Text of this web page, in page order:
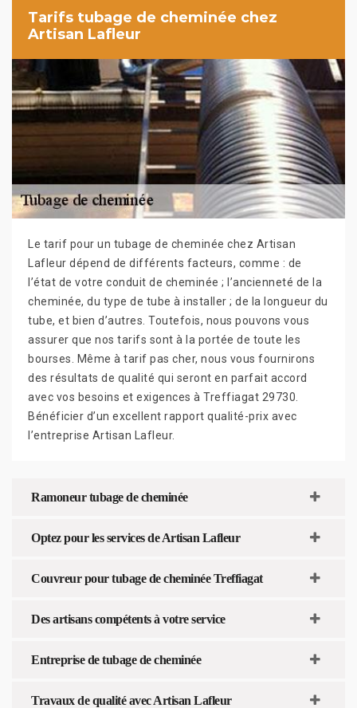
Tarifs tubage de cheminée chez
Artisan Lafleur
Le tarif pour un tubage de cheminée chez Artisan
Lafleur dépend de différents facteurs, comme : de
l’état de votre conduit de cheminée ; l’ancienneté de la
cheminée, du type de tube à installer ; de la longueur du
tube, et bien d’autres. Toutefois, nous pouvons vous
assurer que nos tarifs sont à la portée de toute les
bourses. Même à tarif pas cher, nous vous fournirons
des résultats de qualité qui seront en parfait accord
avec vos besoins et exigences à Treffiagat 29730.
Bénéficier d’un excellent rapport qualité-prix avec
l’entreprise Artisan Lafleur.
Ramoneur tubage de cheminée
Optez pour les services de Artisan Lafleur
Couvreur pour tubage de cheminée Treffiagat
Des artisans compétents à votre service
Entreprise de tubage de cheminée
Travaux de qualité avec Artisan Lafleur